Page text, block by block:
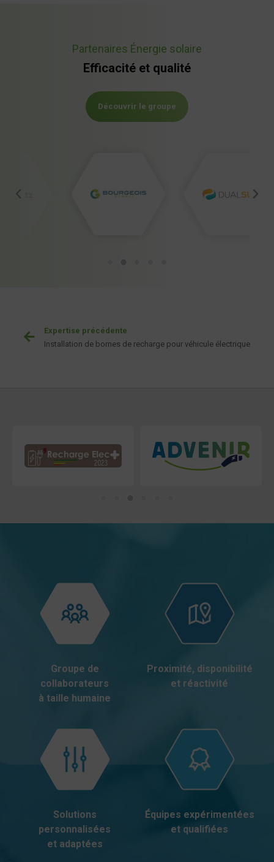
Partenaires Énergie solaire
Efficacité et qualité
Découvrir le groupe
Expertise précédente
Installation de bornes de recharge pour véhicule électrique
Groupe de
collaborateurs
à taille humaine
Proximité, disponibilité
et réactivité
Solutions
personnalisées
et adaptées
Équipes expérimentées
et qualifiées